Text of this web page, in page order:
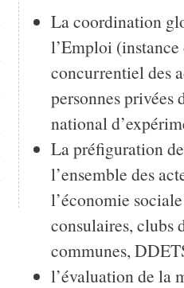
La coordination
l’Emploi
concurrentiel des
personnes
national
La préfiguration
l’ensemble des
l’économie
consulaires, clubs
communes,
l’évaluation de la